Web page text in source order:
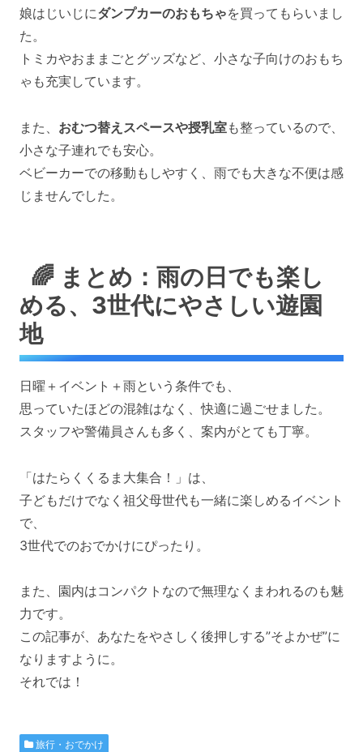
娘はじいじにダンプカーのおもちゃを買ってもらいまし
た。
トミカやおままごとグッズなど、小さな子向けのおもち
ゃも充実しています。
また、 おむつ替えスペースや授乳室も整っているので、
小さな子連れでも安心。
ベビーカーでの移動もしやすく、雨でも大きな不便は感
じませんでした。
🌈 まとめ：雨の日でも楽し
める、3世代にやさしい遊園
地
日曜＋イベント＋雨という条件でも、
思っていたほどの混雑はなく、快適に過ごせました。
スタッフや警備員さんも多く、案内がとても丁寧。
「はたらくくるま大集合！」は、
子どもだけでなく祖父母世代も一緒に楽しめるイベント
で、
3世代でのおでかけにぴったり。
また、園内はコンパクトなので無理なくまわれるのも魅
力です。
この記事が、あなたをやさしく後押しする”そよかぜ”に
なりますように。
それでは！
旅行・おでかけ